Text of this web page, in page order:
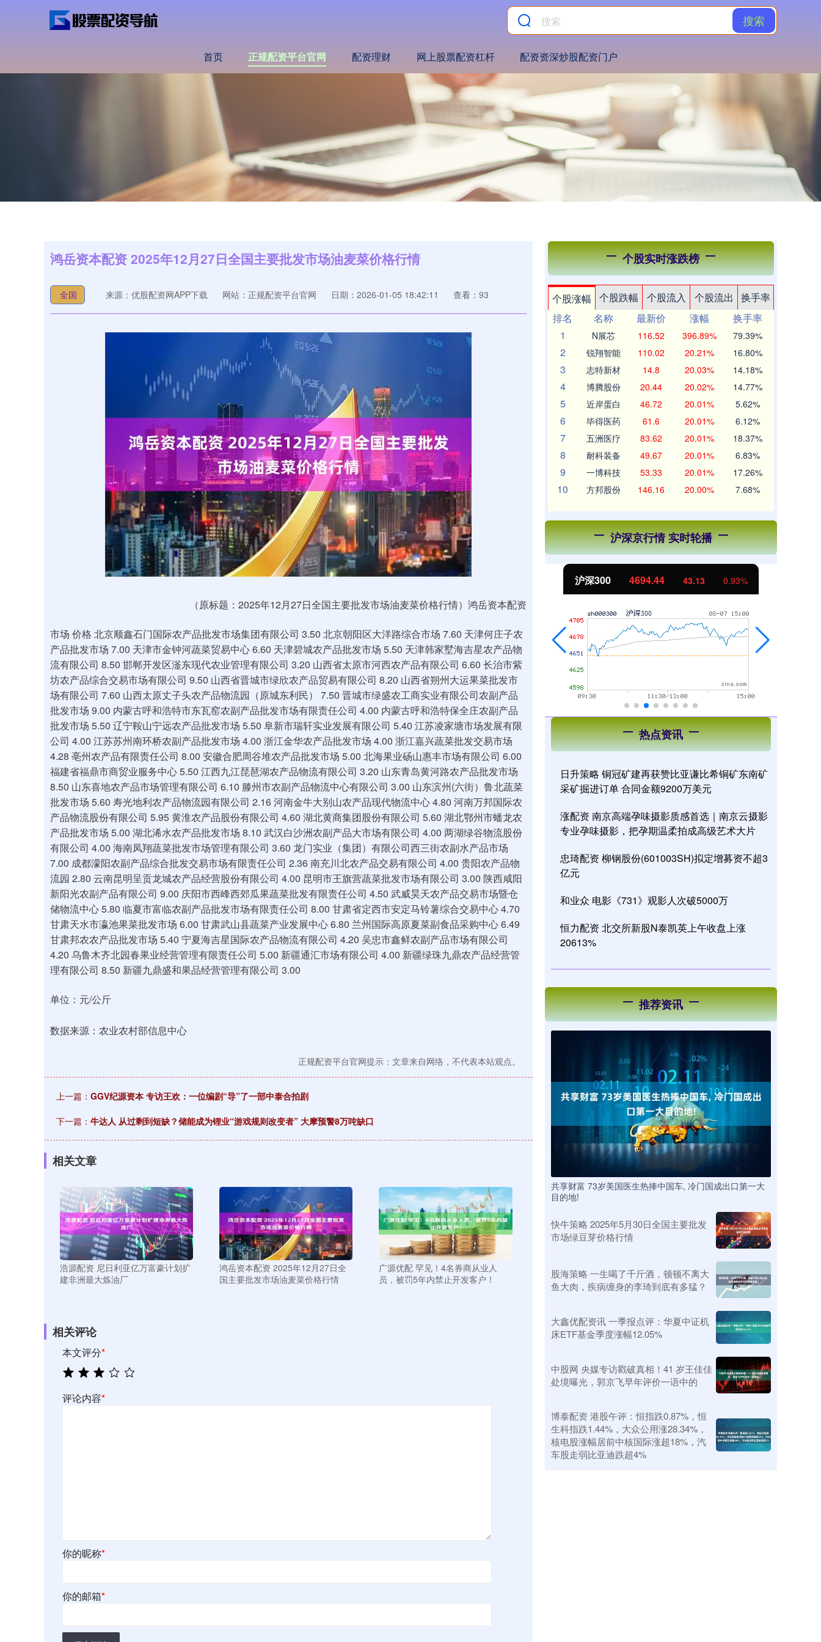
搜索
首页 正规配资平台官网 配资理财 网上股票配资杠杆 配资资深炒股配资门户
鸿岳资本配资 2025年12月27日全国主要批发市场油麦菜价格行情
全国 来源：优股配资网APP下载 网站：正规配资平台官网 日期：2026-01-05 18:42:11 查看：93
（原标题：2025年12月27日全国主要批发市场油麦菜价格行情）鸿岳资本配资
市场 价格 北京顺鑫石门国际农产品批发市场集团有限公司 3.50 北京朝阳区大洋路综合市场 7.60 天津何庄子农
产品批发市场 7.00 天津市金钟河蔬菜贸易中心 6.60 天津碧城农产品批发市场 5.50 天津韩家墅海吉星农产品物
流有限公司 8.50 邯郸开发区滏东现代农业管理有限公司 3.20 山西省太原市河西农产品有限公司 6.60 长治市紫
坊农产品综合交易市场有限公司 9.50 山西省晋城市绿欣农产品贸易有限公司 8.20 山西省朔州大运果菜批发市
场有限公司 7.60 山西太原丈子头农产品物流园（原城东利民） 7.50 晋城市绿盛农工商实业有限公司农副产品
批发市场 9.00 内蒙古呼和浩特市东瓦窑农副产品批发市场有限责任公司 4.00 内蒙古呼和浩特保全庄农副产品
批发市场 5.50 辽宁鞍山宁远农产品批发市场 5.50 阜新市瑞轩实业发展有限公司 5.40 江苏凌家塘市场发展有限
公司 4.00 江苏苏州南环桥农副产品批发市场 4.00 浙江金华农产品批发市场 4.00 浙江嘉兴蔬菜批发交易市场
4.28 亳州农产品有限责任公司 8.00 安徽合肥周谷堆农产品批发市场 5.00 北海果业砀山惠丰市场有限公司 6.00
福建省福鼎市商贸业服务中心 5.50 江西九江琵琶湖农产品物流有限公司 3.20 山东青岛黄河路农产品批发市场
8.50 山东喜地农产品市场管理有限公司 6.10 滕州市农副产品物流中心有限公司 3.00 山东滨州(六街）鲁北蔬菜
批发市场 5.60 寿光地利农产品物流园有限公司 2.16 河南金牛大别山农产品现代物流中心 4.80 河南万邦国际农
产品物流股份有限公司 5.95 黄淮农产品股份有限公司 4.60 湖北黄商集团股份有限公司 5.60 湖北鄂州市蟠龙农
产品批发市场 5.00 湖北浠水农产品批发市场 8.10 武汉白沙洲农副产品大市场有限公司 4.00 两湖绿谷物流股份
有限公司 4.00 海南凤翔蔬菜批发市场管理有限公司 3.60 龙门实业（集团）有限公司西三街农副水产品市场
7.00 成都濛阳农副产品综合批发交易市场有限责任公司 2.36 南充川北农产品交易有限公司 4.00 贵阳农产品物
流园 2.80 云南昆明呈贡龙城农产品经营股份有限公司 4.00 昆明市王旗营蔬菜批发市场有限公司 3.00 陕西咸阳
新阳光农副产品有限公司 9.00 庆阳市西峰西郊瓜果蔬菜批发有限责任公司 4.50 武威昊天农产品交易市场暨仓
储物流中心 5.80 临夏市富临农副产品批发市场有限责任公司 8.00 甘肃省定西市安定马铃薯综合交易中心 4.70
甘肃天水市瀛池果菜批发市场 6.00 甘肃武山县蔬菜产业发展中心 6.80 兰州国际高原夏菜副食品采购中心 6.49
甘肃邦农农产品批发市场 5.40 宁夏海吉星国际农产品物流有限公司 4.20 吴忠市鑫鲜农副产品市场有限公司
4.20 乌鲁木齐北园春果业经营管理有限责任公司 5.00 新疆通汇市场有限公司 4.00 新疆绿珠九鼎农产品经营管
理有限公司 8.50 新疆九鼎盛和果品经营管理有限公司 3.00
单位：元/公斤
数据来源：农业农村部信息中心
正规配资平台官网提示：文章来自网络，不代表本站观点。
上一篇： GGV纪源资本 专访王欢：一位编剧“导”了一部中泰合拍剧
下一篇： 牛达人 从过剩到短缺？储能成为锂业“游戏规则改变者” 大摩预警8万吨缺口
相关文章
浩源配资 尼日利亚亿万富豪计划扩
建非洲最大炼油厂
鸿岳资本配资 2025年12月27日全
国主要批发市场油麦菜价格行情
广源优配 罕见！4名券商从业人
员，被罚5年内禁止开发客户！
相关评论
本文评分*
评论内容*
你的昵称*
你的邮箱*
个股实时涨跌榜
个股涨幅 个股跌幅 个股流入 个股流出
换手率
排名
名称 最新价 涨幅
换手率
1
N展芯 116.52 396.89% 79.39%
2 锐翔智能 110.02 20.21% 16.80%
3 志特新材 14.8 20.03% 14.18%
4 博腾股份 20.44 20.02% 14.77%
5 近岸蛋白 46.72 20.01% 5.62%
6 毕得医药 61.6 20.01% 6.12%
7 五洲医疗 83.62 20.01% 18.37%
8 耐科装备 49.67 20.01% 6.83%
9 一博科技 53.33 20.01% 17.26%
10 方邦股份 146.16 20.00% 7.68%
沪深京行情 实时轮播
上证指数 3940.04 39.68 1.02% 深证成指 14311.01 200.89 沪深300 4694.44 43.13 0.93%
热点资讯
日升策略 铜冠矿建再获赞比亚谦比希铜矿东南矿
采矿掘进订单 合同金额9200万美元
涨配资 南京高端孕味摄影质感首选｜南京云摄影
专业孕味摄影，把孕期温柔拍成高级艺术大片
忠琦配资 柳钢股份(601003SH)拟定增募资不超3
亿元
和业众 电影《731》观影人次破5000万
恒力配资 北交所新股N泰凯英上午收盘上涨
20613%
推荐资讯
共享财富 73岁美国医生热捧中国车, 冷门国成出口第一大
目的地!
快牛策略 2025年5月30日全国主要批发
市场绿豆芽价格行情
股海策略 一生喝了千斤酒，顿顿不离大
鱼大肉，疾病缠身的李琦到底有多猛？
大鑫优配资讯 一季报点评：华夏中证机
床ETF基金季度涨幅12.05%
中股网 央媒专访戳破真相！41 岁王佳佳
处境曝光，郭京飞早年评价一语中的
博泰配资 港股午评：恒指跌0.87%，恒
生科指跌1.44%，大众公用涨28.34%，
核电股涨幅居前中核国际涨超18%，汽
车股走弱比亚迪跌超4%